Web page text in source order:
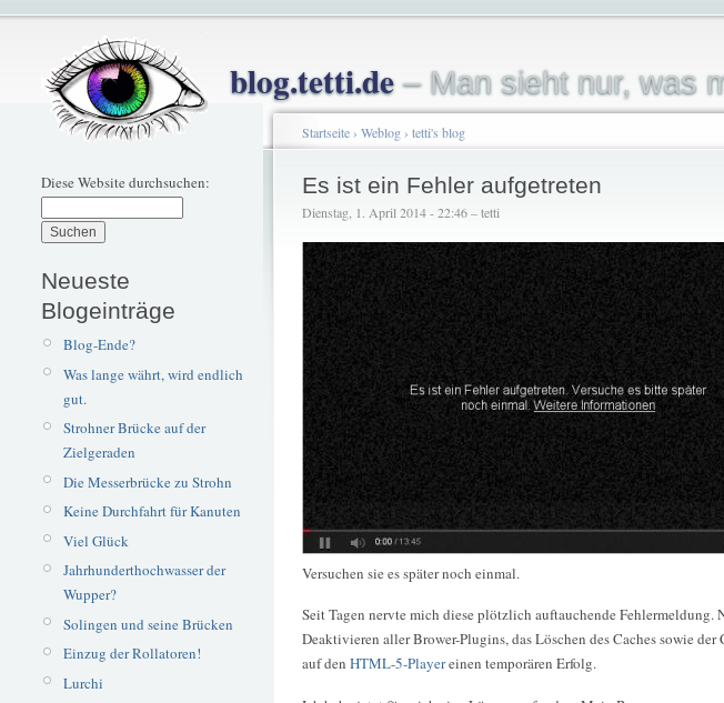
blog.tetti.de– Man sieht nur, was
Diese Website durchsuchen:
Neueste
Blogeinträge
Blog-Ende?
Was lange währt, wird endlich
gut.
Strohner Brücke auf der
Zielgeraden
Die Messerbrücke zu Strohn
Keine Durchfahrt für Kanuten
Viel Glück
Jahrhunderthochwasser der
Wupper?
Solingen und seine Brücken
Einzug der Rollatoren!
Lurchi
Startseite› Weblog› tetti's blog
Es ist ein Fehler aufgetreten
Dienstag, 1. April 2014 - 22:46 – tetti
Versuchen sie es später noch einmal.
Seit Tagen nervte mich diese plötzlich auftauchende Fehlermeldung.
Deaktivieren aller Brower-Plugins, das Löschen des Caches sowie
auf den HTML-5-Playereinen temporären Erfolg.